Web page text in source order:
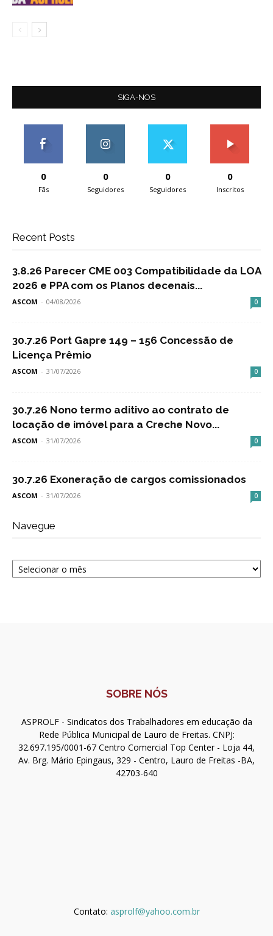
SIGA-NOS
0
Fãs
0
Seguidores
0
Seguidores
0
Inscritos
Recent Posts
3.8.26 Parecer CME 003 Compatibilidade da LOA
2026 e PPA com os Planos decenais...
ASCOM - 04/08/2026 0
30.7.26 Port Gapre 149 – 156 Concessão de
Licença Prêmio
ASCOM - 31/07/2026 0
30.7.26 Nono termo aditivo ao contrato de
locação de imóvel para a Creche Novo...
ASCOM - 31/07/2026 0
30.7.26 Exoneração de cargos comissionados
ASCOM - 31/07/2026 0
Navegue
Navegue
SOBRE NÓS
ASPROLF - Sindicatos dos Trabalhadores em educação da
Rede Pública Municipal de Lauro de Freitas. CNPJ:
32.697.195/0001-67 Centro Comercial Top Center - Loja 44,
Av. Brg. Mário Epingaus, 329 - Centro, Lauro de Freitas -BA,
42703-640
Contato: asprolf@yahoo.com.br